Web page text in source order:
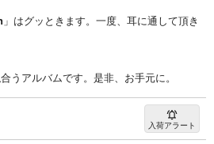
」はグッときます。一度、耳に通して頂き
うアルバムです。是非、お手元に。
入荷アラート